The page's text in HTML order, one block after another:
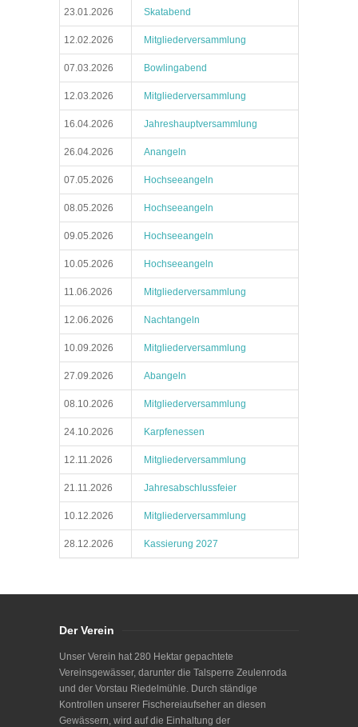
23.01.2026 Skatabend
12.02.2026 Mitgliederversammlung
07.03.2026 Bowlingabend
12.03.2026 Mitgliederversammlung
16.04.2026 Jahreshauptversammlung
26.04.2026 Anangeln
07.05.2026 Hochseeangeln
08.05.2026 Hochseeangeln
09.05.2026 Hochseeangeln
10.05.2026 Hochseeangeln
11.06.2026 Mitgliederversammlung
12.06.2026 Nachtangeln
10.09.2026 Mitgliederversammlung
27.09.2026 Abangeln
08.10.2026 Mitgliederversammlung
24.10.2026 Karpfenessen
12.11.2026 Mitgliederversammlung
21.11.2026 Jahresabschlussfeier
10.12.2026 Mitgliederversammlung
28.12.2026 Kassierung 2027
Der Verein
Unser Verein hat 280 Hektar gepachtete
Vereinsgewässer, darunter die Talsperre Zeulenroda
und der Vorstau Riedelmühle. Durch ständige
Kontrollen unserer Fischereiaufseher an diesen
Gewässern, wird auf die Einhaltung der